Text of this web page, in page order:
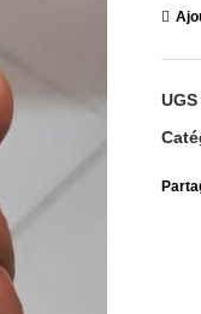
UGS